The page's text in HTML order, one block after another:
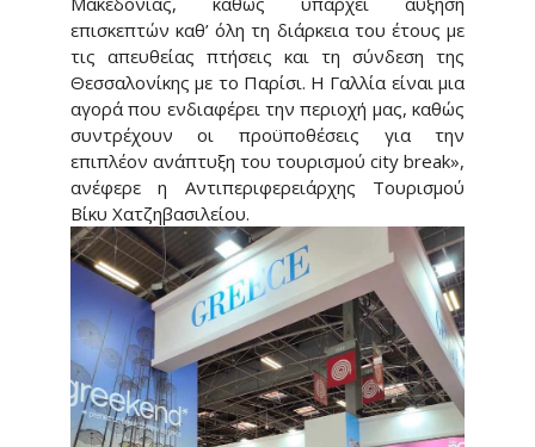
επισκεπτών καθ’ όλη τη διάρκεια του έτους με
τις απευθείας πτήσεις και τη σύνδεση της
Θεσσαλονίκης με το Παρίσι. Η Γαλλία είναι μια
αγορά που ενδιαφέρει την περιοχή μας, καθώς
συντρέχουν οι προϋποθέσεις για την
επιπλέον ανάπτυξη του τουρισμού city break»,
ανέφερε η Αντιπεριφερειάρχης Τουρισμού
Βίκυ Χατζηβασιλείου.